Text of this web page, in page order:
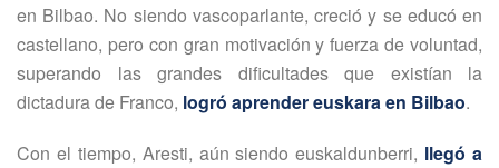
en Bilbao. No siendo vascoparlante, creció y se educó en
castellano, pero con gran motivación y fuerza de voluntad,
superando las grandes dificultades que existían la
dictadura de Franco, logró aprender euskara en Bilbao.
Con el tiempo, Aresti, aún siendo euskaldunberri, llegó a